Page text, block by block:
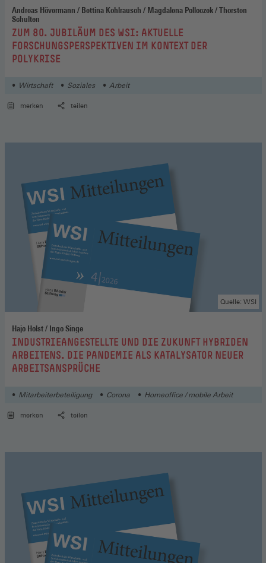
Andreas Hövermann / Bettina Kohlrausch / Magdalena Polloczek / Thorsten
Schulten
:ZUM 80. JUBILÄUM DES WSI: AKTUELLE
FORSCHUNGSPERSPEKTIVEN IM KONTEXT DER
POLYKRISE
Wirtschaft Soziales Arbeit
merken teilen
Hajo Holst / Ingo Singe
:INDUSTRIEANGESTELLTE UND DIE ZUKUNFT HYBRIDEN
ARBEITENS. DIE PANDEMIE ALS KATALYSATOR NEUER
ARBEITSANSPRÜCHE
Quelle: WSI
Mitarbeiterbeteiligung Corona Homeoffice / mobile Arbeit
merken teilen